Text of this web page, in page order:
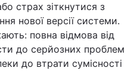
страх зіткнутися з
нової версії системи.
повна відмова від
до серйозних проблем
до втрати сумісності